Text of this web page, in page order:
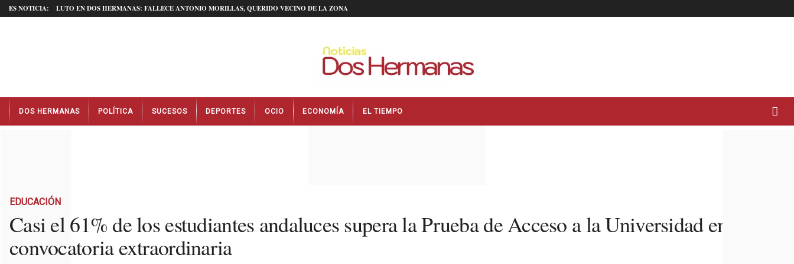
ES NOTICIA: LUTO EN DOS HERMANAS: FALLECE ANTONIO MORILLAS, QUERIDO VECINO DE LA ZONA
t
DOS HERMANAS POLÍTICA SUCESOS DEPORTES OCIO ECONOMÍA EL TIEMPO
EDUCACIÓN
Casi el 61% de los estudiantes andaluces supera la Prueba de Acceso a la Universidad en su
convocatoria extraordinaria